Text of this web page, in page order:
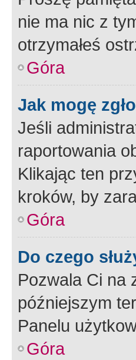
nie ma nic z
otrzymałeś
Góra
Jak mogę
Jeśli
raportowania
Klikając ten
kroków, by
Góra
Do czego
Pozwala Ci na
późniejszym
Panelu
Góra